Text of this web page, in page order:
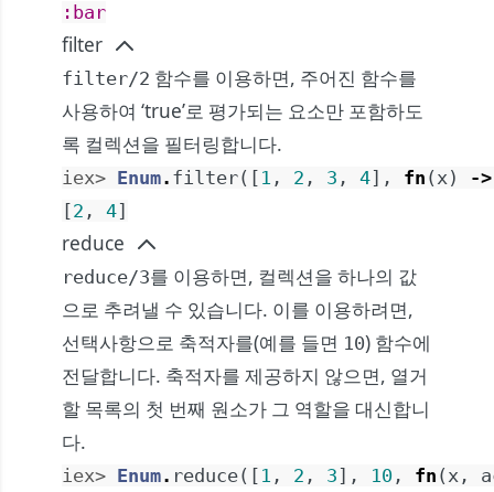
:bar
filter
filter/2 함수를 이용하면, 주어진 함수를
사용하여 ‘true’로 평가되는 요소만 포함하도
록 컬렉션을 필터링합니다.
iex> Enum. filter( [ 1 , 2 , 3 , 4] , fn ( x)
->
[2 , 4]
reduce
reduce/3를 이용하면, 컬렉션을 하나의 값
으로 추려낼 수 있습니다. 이를 이용하려면,
선택사항으로 축적자를(예를 들면 10) 함수에
전달합니다. 축적자를 제공하지 않으면, 열거
할 목록의 첫 번째 원소가 그 역할을 대신합니
다.
iex> Enum. reduce( [ 1 , 2 , 3] , 10 , fn ( x ,